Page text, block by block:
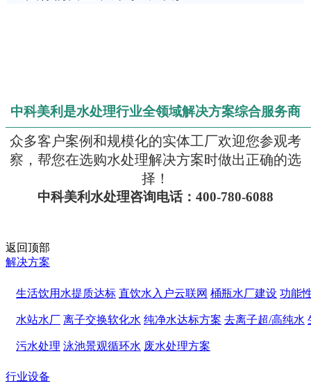
中科美利 是水处理行业全领域解决方案综合服务商
——————————————————————————
众多客户案例和规模化的实体工厂欢迎您参观考
察，帮您在选购水处理解决方案时做出正确的选
择！
中科美利水处理咨询电话：400-780-6088
返回顶部
解决方案
生活饮用水提质达标 直饮水入户云联网 桶瓶水厂建设 功能
水站水厂 离子交换软化水 纯净水达标方案 去离子超/高纯水
污水处理 泳池景观循环水 废水处理方案
行业设备